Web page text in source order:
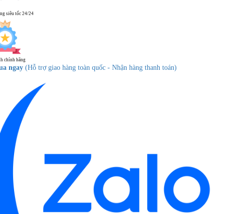
siêu tốc 24/24
chính hãng
ngay (Hỗ trợ giao hàng toàn quốc - Nhận hàng thanh toán)